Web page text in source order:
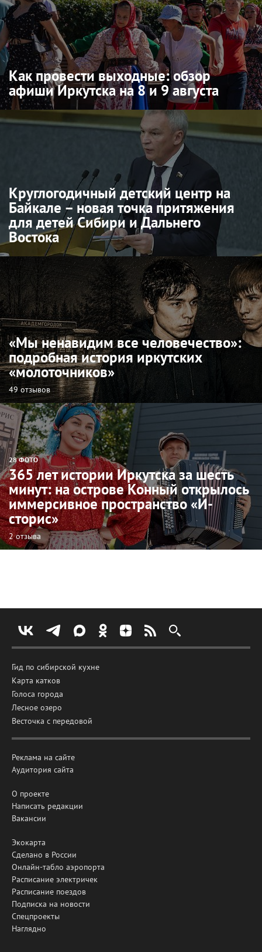
Как провести выходные: обзор
афиши Иркутска на 8 и 9 августа
Круглогодичный детский центр на
Байкале – новая точка притяжения
для детей Сибири и Дальнего
Востока
«Мы ненавидим все человечество»:
подробная история иркутских
«молоточников»
49 отзывов
28 ФОТО
365 лет истории Иркутска за шесть
минут: на острове Конный открылось
иммерсивное пространство «И-
сторис»
2 отзыва
Гид по сибирской кухне
Карта катков
Голоса города
Лесное озеро
Весточка с передовой
Реклама на сайте
Аудитория сайта
О проекте
Написать редакции
Вакансии
Экокарта
Сделано в России
Онлайн-табло аэропорта
Расписание электричек
Расписание поездов
Подписка на новости
Спецпроекты
Наглядно